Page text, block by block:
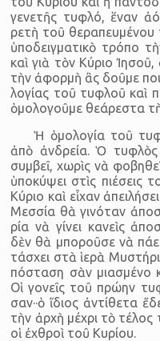
γε­νε­τῆς τυ­φλό, ἕ­ναν
ρετὴ τοῦ
ὑ­πο­δει­γμα­τικὸ τρόπο
καὶ γιὰ τὸν Κύ­ριο
τὴν ἀ­φορμὴ ἂς δοῦμε
λο­γίας τοῦ τυ­φλοῦ καὶ
ὁ­μο­λο­γοῦμε θε­ά­ρε­στα
Ἡ ὁ­μο­λο­γία τοῦ
ἀπὸ ἀν­δρεία. Ὁ
συμ­βεῖ, χω­ρὶς νὰ
ὑ­πο­κύ­ψει στὶς πι­έ­σεις
Κύ­ριο καὶ εἶ­χαν
Μεσ­σία θὰ γι­νό­ταν
ρία νὰ γί­νει κα­νεὶς
δὲν θὰ μπο­ροῦσε νὰ
τά­σχει στὰ ἱ­ερὰ
πό­σταση σὰν μι­α­σμένο
Οἱ γο­νεῖς τοῦ πρώην
σαν··ὁ ἴ­διος ἀν­τί­θετα
τὴν ἀρχὴ μέ­χρι τὸ
οἱ ἐ­χθροὶ τοῦ Κυ­ρίου.